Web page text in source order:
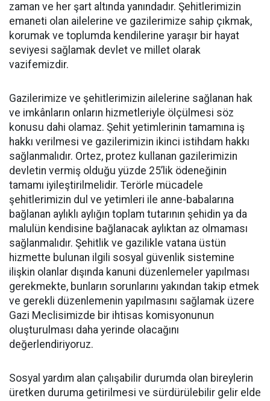
zaman ve her şart altında yanındadır. Şehitlerimizin
emaneti olan ailelerine ve gazilerimize sahip çıkmak,
korumak ve toplumda kendilerine yaraşır bir hayat
seviyesi sağlamak devlet ve millet olarak
vazifemizdir.
Gazilerimize ve şehitlerimizin ailelerine sağlanan hak
ve imkânların onların hizmetleriyle ölçülmesi söz
konusu dahi olamaz. Şehit yetimlerinin tamamına iş
hakkı verilmesi ve gazilerimizin ikinci istihdam hakkı
sağlanmalıdır. Ortez, protez kullanan gazilerimizin
devletin vermiş olduğu yüzde 25’lik ödeneğinin
tamamı iyileştirilmelidir. Terörle mücadele
şehitlerimizin dul ve yetimleri ile anne-babalarına
bağlanan aylıklı aylığın toplam tutarının şehidin ya da
malulün kendisine bağlanacak aylıktan az olmaması
sağlanmalıdır. Şehitlik ve gazilikle vatana üstün
hizmette bulunan ilgili sosyal güvenlik sistemine
ilişkin olanlar dışında kanuni düzenlemeler yapılması
gerekmekte, bunların sorunlarını yakından takip etmek
ve gerekli düzenlemenin yapılmasını sağlamak üzere
Gazi Meclisimizde bir ihtisas komisyonunun
oluşturulması daha yerinde olacağını
değerlendiriyoruz.
Sosyal yardım alan çalışabilir durumda olan bireylerin
üretken duruma getirilmesi ve sürdürülebilir gelir elde